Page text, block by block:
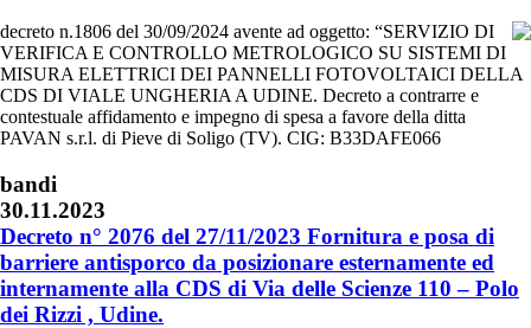
decreto n.1806 del 30/09/2024 avente ad oggetto: “SERVIZIO DI
VERIFICA E CONTROLLO METROLOGICO SU SISTEMI DI
MISURA ELETTRICI DEI PANNELLI FOTOVOLTAICI DELLA
CDS DI VIALE UNGHERIA A UDINE. Decreto a contrarre e
contestuale affidamento e impegno di spesa a favore della ditta
PAVAN s.r.l. di Pieve di Soligo (TV). CIG: B33DAFE066
bandi
30.11.2023
Decreto n° 2076 del 27/11/2023 Fornitura e posa di
barriere antisporco da posizionare esternamente ed
internamente alla CDS di Via delle Scienze 110 – Polo
dei Rizzi , Udine.